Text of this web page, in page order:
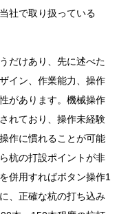
社で取り扱っている
だけあり、先に述べた
イン、作業能力、操作
があります。機械操作
れており、操作未経験
作に慣れることが可能
杭の打設ポイントが非
併用すればボタン操作1
、正確な杭の打ち込み